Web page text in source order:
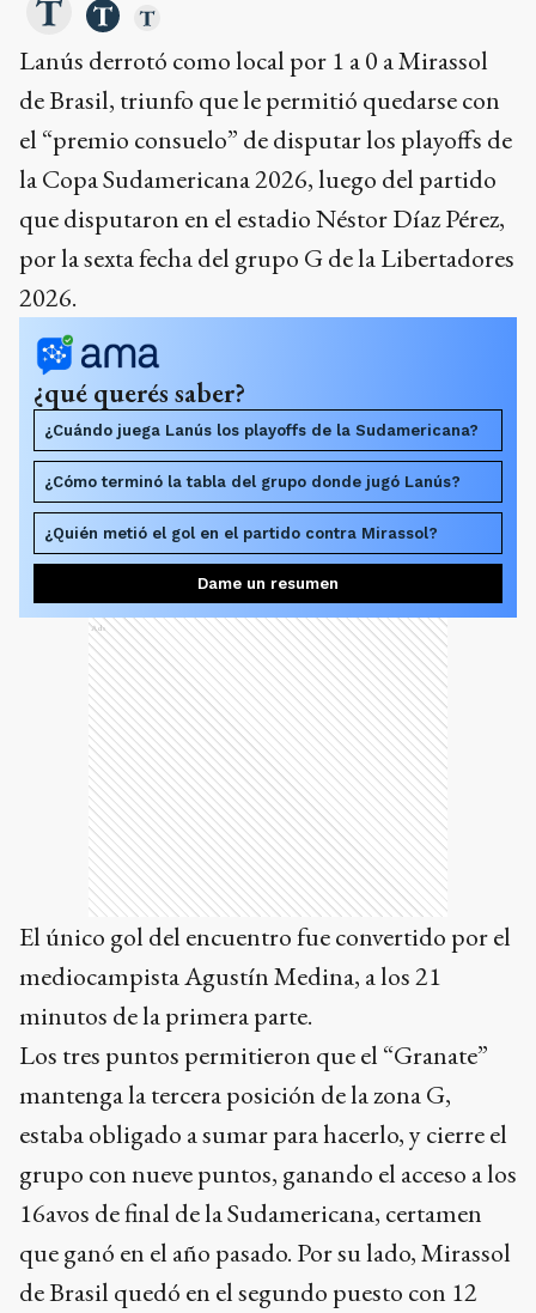
Lanús derrotó como local por 1 a 0 a Mirassol
de Brasil, triunfo que le permitió quedarse con
el “premio consuelo” de disputar los playoffs de
la Copa Sudamericana 2026, luego del partido
que disputaron en el estadio Néstor Díaz Pérez,
por la sexta fecha del grupo G de la Libertadores
2026.
¿qué querés saber?
¿Cuándo juega Lanús los playoffs de la Sudamericana?
¿Cómo terminó la tabla del grupo donde jugó Lanús?
¿Quién metió el gol en el partido contra Mirassol?
Dame un resumen
Ads
El único gol del encuentro fue convertido por el
mediocampista Agustín Medina, a los 21
minutos de la primera parte.
Los tres puntos permitieron que el “Granate”
mantenga la tercera posición de la zona G,
estaba obligado a sumar para hacerlo, y cierre el
grupo con nueve puntos, ganando el acceso a los
16avos de final de la Sudamericana, certamen
que ganó en el año pasado. Por su lado, Mirassol
de Brasil quedó en el segundo puesto con 12